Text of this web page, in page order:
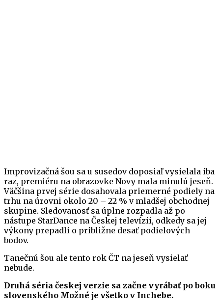
Improvizačná šou sa u susedov doposiaľ vysielala iba
raz, premiéru na obrazovke Novy mala minulú jeseň.
Väčšina prvej série dosahovala priemerné podiely na
trhu na úrovni okolo 20 – 22 % v mladšej obchodnej
skupine. Sledovanosť sa úplne rozpadla až po
nástupe StarDance na Českej televízii, odkedy sa jej
výkony prepadli o približne desať podielových
bodov.
Tanečnú šou ale tento rok ČT na jeseň vysielať
nebude.
Druhá séria českej verzie sa začne vyrábať po boku
slovenského Možné je všetko v Inchebe.